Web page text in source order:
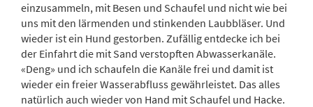
einzusammeln, mit Besen und Schaufel und nicht wie bei
uns mit den lärmenden und stinkenden Laubbläser. Und
wieder ist ein Hund gestorben. Zufällig entdecke ich bei
der Einfahrt die mit Sand verstopften Abwasserkanäle.
«Deng» und ich schaufeln die Kanäle frei und damit ist
wieder ein freier Wasserabfluss gewährleistet. Das alles
natürlich auch wieder von Hand mit Schaufel und Hacke.